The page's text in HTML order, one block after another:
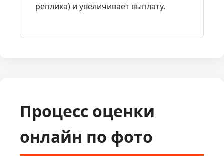
реплика) и увеличивает выплату.
Процесс оценки
онлайн по фото